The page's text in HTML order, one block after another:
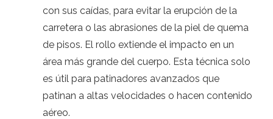
con sus caídas, para evitar la erupción de la
carretera o las abrasiones de la piel de quema
de pisos. El rollo extiende el impacto en un
área más grande del cuerpo. Esta técnica solo
es útil para patinadores avanzados que
patinan a altas velocidades o hacen contenido
aéreo.